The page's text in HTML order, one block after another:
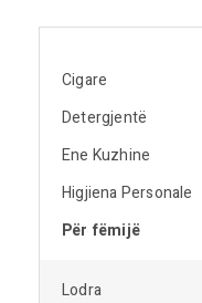
Cigare
Detergjentë
Ene Kuzhine
Higjiena Personale
Për fëmijë
Lodra